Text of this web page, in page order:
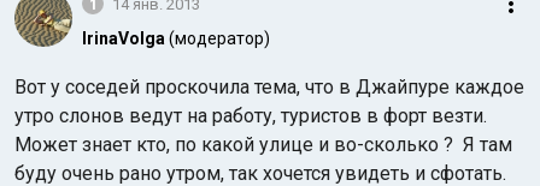
Аравийское море
1 14 янв. 2013
IrinaVolga (модератор)
Вот у соседей проскочила тема, что в Джайпуре каждое
утро слонов ведут на работу, туристов в форт везти.
Может знает кто, по какой улице и во-сколько ? Я там
буду очень рано утром, так хочется увидеть и сфотать.